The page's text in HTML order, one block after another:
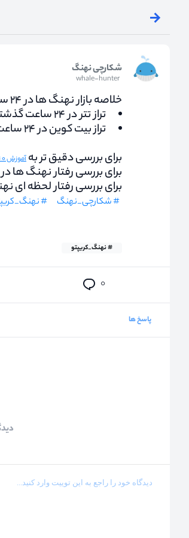
شکارچی نهنگ
whale-hunter
خلاصه بازار نهنگ ها در ۲۴ ساعت گذشته
تراز تتر در ۲۴ ساعت گذشته ۰
تراز بیت کوین در ۲۴ ساعت گذشته ۰
برای بررسی دقیق تر به آموزش ۰ تا ۱۰۰ بررسی بازار نهنگ ها در مجله کریپتو نااریب
برای بررسی رفتار نهنگ ها
برای بررسی رفتار لحظه ای
# شکارچی_نهنگ #
# نهنگ_کریپتو
۰
پاسخ ها